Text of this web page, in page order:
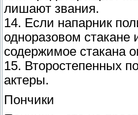
лишают звания.
14. Если напарник
одноразовом стакане
содержимое стакана
15. Второстепенных
актеры.
Пончики